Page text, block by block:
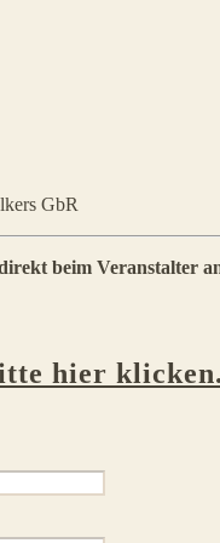
GbR
beim Veranstalter
hier